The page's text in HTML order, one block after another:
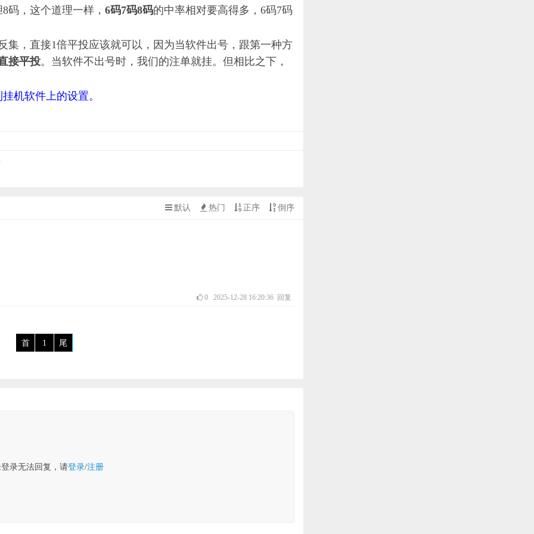
码，这个道理一样， 6码7码8码的中率相对要高得多， 6码7码
集，直接1倍平投应该就可以，因为当软件出号，跟第一种方
接平投。当软件不出号时，我们的注单就挂。但相比之下，
机软件上的设置。
默认 热门 正序 倒序
02025-12-28 16:20:36 回复
首 1 尾
录无法回复，请登录/注册